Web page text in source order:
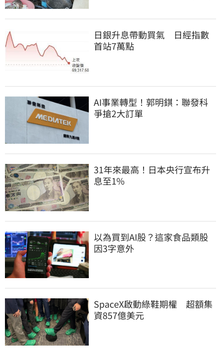
日銀升息帶動買氣　日經指數
首站7萬點
AI事業轉型！郭明錤：聯發科
爭搶2大訂單
31年來最高！日本央行宣布升
息至1%
以為買到AI股？這家食品類股
因3字意外
SpaceX啟動綠鞋期權　超額集
資857億美元